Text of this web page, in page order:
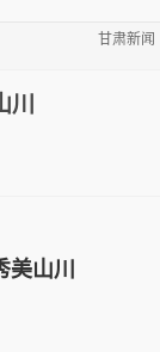
甘肃新闻
山川